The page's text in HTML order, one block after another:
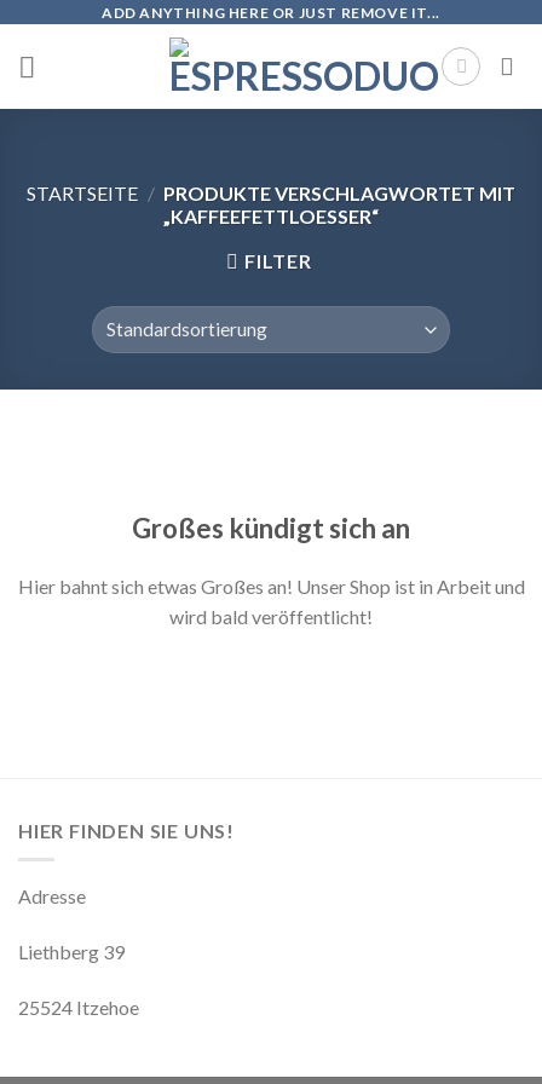
content
ADD ANYTHING HERE OR JUST REMOVE IT...
STARTSEITE / PRODUKTE VERSCHLAGWORTET MIT
„KAFFEEFETTLOESSER“
FILTER
Großes kündigt sich an
Hier bahnt sich etwas Großes an! Unser Shop ist in Arbeit und
wird bald veröffentlicht!
HIER FINDEN SIE UNS!
Adresse
Liethberg 39
25524 Itzehoe